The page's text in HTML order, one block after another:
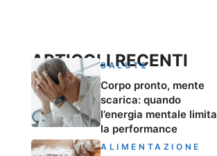
ARTICOLI RECENTI
SALUTE
Corpo pronto, mente
scarica: quando
l’energia mentale limita
la performance
ALIMENTAZIONE